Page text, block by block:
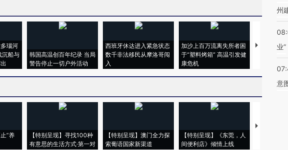
瑙河
沉船与
韩国高温创百年纪录 当局
警告停止一切户外活动
西班牙休达进入紧急状态
数千非法移民从摩洛哥闯
入
加沙上百万流离失所者困
于“塑料烤箱” 高温引发健
康危机
视线｜
“养
【特别呈现】寻找100种
有意思的生活方式·第一对
【特别呈现】澳门全力探
索葡语国家新渠道
【特别呈现】《东莞，人
间便利店》倾情上线
【推广】走
州
业”
意